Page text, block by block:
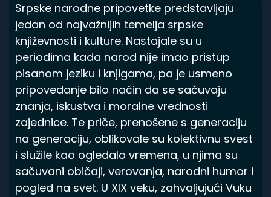
Srpske narodne pripovetke predstavljaju
jedan od najvažnijih temelja srpske
književnosti i kulture. Nastajale su u
periodima kada narod nije imao pristup
pisanom jeziku i knjigama, pa je usmeno
pripovedanje bilo način da se sačuvaju
znanja, iskustva i moralne vrednosti
zajednice. Te priče, prenošene s generaciju
na generaciju, oblikovale su kolektivnu svest
i služile kao ogledalo vremena, u njima su
sačuvani običaji, verovanja, narodni humor i
pogled na svet. U XIX veku, zahvaljujući Vuku